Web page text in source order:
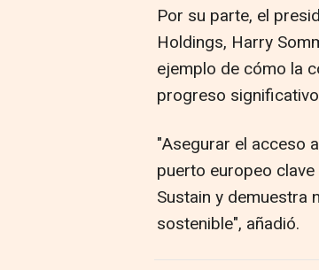
Por su parte, el
Holdings, Harry
ejemplo de cómo la
progreso
"Asegurar el acceso
puerto europeo
Sustain y demuestra
sostenible", añadió.